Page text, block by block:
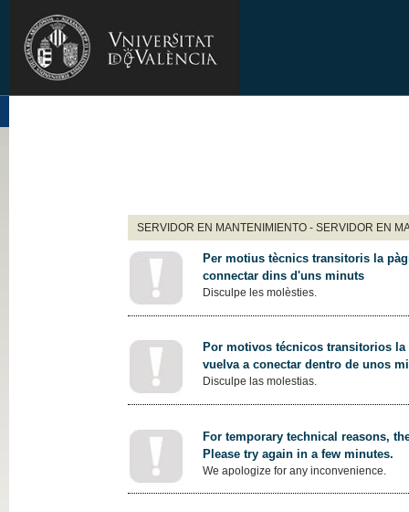
SERVIDOR EN MANTENIMIENTO - SERVIDOR EN
Per motius tècnics transitoris la
connectar dins d'uns minuts
Disculpe les molèsties.
Por motivos técnicos transitorios
vuelva a conectar dentro de unos
Disculpe las molestias.
For temporary technical reasons,
Please try again in a few minutes.
We apologize for any inconvenience.